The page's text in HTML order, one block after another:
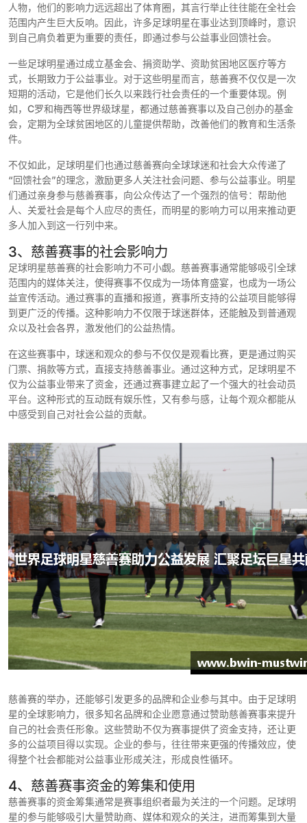
人物，他们的影响力远远超出了体育圈，其言行举止往往能在全社会
范围内产生巨大反响。因此，许多足球明星在事业达到顶峰时，意识
到自己肩负着更为重要的责任，即通过参与公益事业回馈社会。
一些足球明星通过成立基金会、捐资助学、资助贫困地区医疗等方
式，长期致力于公益事业。对于这些明星而言，慈善赛不仅仅是一次
短期的活动，它是他们长久以来践行社会责任的一个重要体现。例
如，C罗和梅西等世界级球星，都通过慈善赛事以及自己创办的基金
会，定期为全球贫困地区的儿童提供帮助，改善他们的教育和生活条
件。
不仅如此，足球明星们也通过慈善赛向全球球迷和社会大众传递了
“回馈社会”的理念，激励更多人关注社会问题、参与公益事业。明星
们通过亲身参与慈善赛事，向公众传达了一个强烈的信号：帮助他
人、关爱社会是每个人应尽的责任，而明星的影响力可以用来推动更
多人加入到这一行列中来。
3、慈善赛事的社会影响力
足球明星慈善赛的社会影响力不可小觑。慈善赛事通常能够吸引全球
范围内的媒体关注，使得赛事不仅成为一场体育盛宴，也成为一场公
益宣传活动。通过赛事的直播和报道，赛事所支持的公益项目能够得
到更广泛的传播。这种影响力不仅限于球迷群体，还能触及到普通观
众以及社会各界，激发他们的公益热情。
在这些赛事中，球迷和观众的参与不仅仅是观看比赛，更是通过购买
门票、捐款等方式，直接支持慈善事业。通过这种方式，足球明星不
仅为公益事业带来了资金，还通过赛事建立起了一个强大的社会动员
平台。这种形式的互动既有娱乐性，又有参与感，让每个观众都能从
中感受到自己对社会公益的贡献。
慈善赛的举办，还能够引发更多的品牌和企业参与其中。由于足球明
星的全球影响力，很多知名品牌和企业愿意通过赞助慈善赛事来提升
自己的社会责任形象。这些赞助不仅为赛事提供了资金支持，还让更
多的公益项目得以实现。企业的参与，往往带来更强的传播效应，使
得整个社会都能对公益事业形成关注，形成良性循环。
4、慈善赛事资金的筹集和使用
慈善赛事的资金筹集通常是赛事组织者最为关注的一个问题。足球明
星的参与能够吸引大量赞助商、媒体和观众的关注，进而筹集到大量